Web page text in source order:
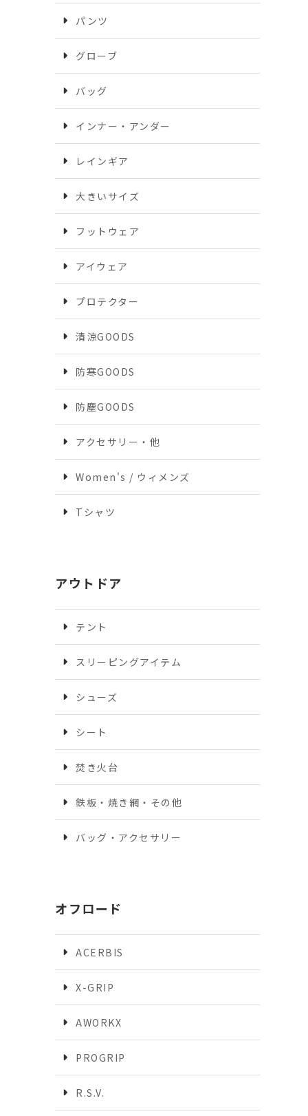
パンツ
グローブ
バッグ
インナー・アンダー
レインギア
大きいサイズ
フットウェア
アイウェア
プロテクター
清涼GOODS
防寒GOODS
防塵GOODS
アクセサリー・他
Women's / ウィメンズ
Tシャツ
アウトドア
テント
スリーピングアイテム
シューズ
シート
焚き火台
鉄板・焼き網・その他
バッグ・アクセサリー
オフロード
ACERBIS
X-GRIP
AWORKX
PROGRIP
R.S.V.